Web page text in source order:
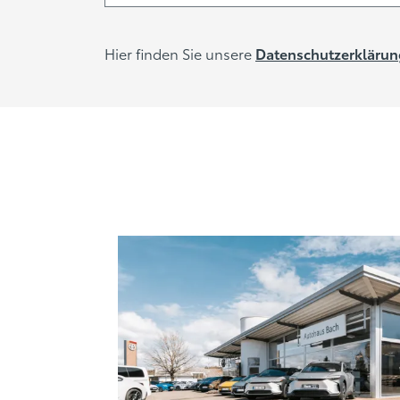
Hier finden Sie unsere